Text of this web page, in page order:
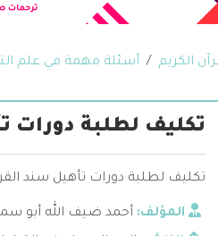
الكريم أسئلة مهمة في علم
تكليف لطلبة دورات
تكليف لطلبة دورات تأهيل سند
المؤلف: أحمد ضيف الله أبو